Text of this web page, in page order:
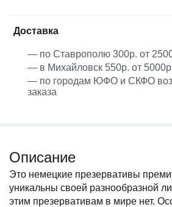
Доставка
— по Ставрополю 300р. от
— в Михайловск 550р. от
— по городам ЮФО и СКФО
заказа
Описание
Это немецкие презервативы
уникальны своей разнообразной
этим презервативам в мире нет.